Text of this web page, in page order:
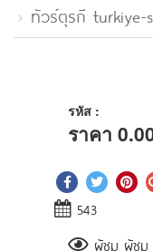
ทัวร์ตุรกี turkiye-
รหัส :
ราคา
543
ผู้ชม ผู้ชม